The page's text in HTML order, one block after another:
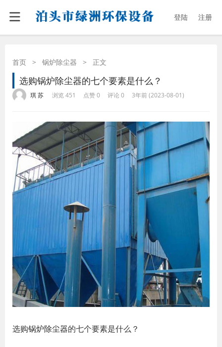
登陆 注册
首页 > 锅炉除尘器 > 正文
选购锅炉除尘器的七个要素是什么？
琪 苏 浏览 451 点赞 0 评论 0 3年前 (2023-08-01)
选购锅炉除尘器的七个要素是什么？